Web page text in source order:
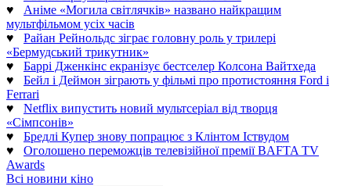
♥ Аніме «Могила світлячків» названо найкращим
мультфільмом усіх часів
♥ Райан Рейнольдс зіграє головну роль у трилері
«Бермудський трикутник»
♥ Баррі Дженкінс екранізує бестселер Колсона Вайтхеда
♥ Бейл і Деймон зіграють у фільмі про протистояння Ford і
Ferrari
♥ Netflix випустить новий мультсеріал від творця
«Сімпсонів»
♥ Бредлі Купер знову попрацює з Клінтом Іствудом
♥ Оголошено переможців телевізійної премії BAFTA TV
Awards
Всі новини кіно